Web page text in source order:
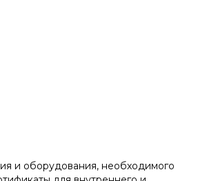
и оборудования, необходимого